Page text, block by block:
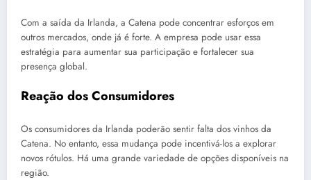
Com a saída da Irlanda, a Catena pode concentrar esforços em
outros mercados, onde já é forte. A empresa pode usar essa
estratégia para aumentar sua participação e fortalecer sua
presença global.
Reação dos Consumidores
Os consumidores da Irlanda poderão sentir falta dos vinhos da
Catena. No entanto, essa mudança pode incentivá-los a explorar
novos rótulos. Há uma grande variedade de opções disponíveis na
região.